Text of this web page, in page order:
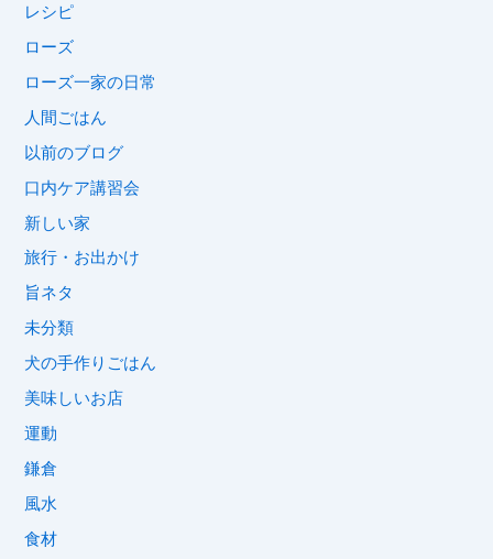
レシピ
ローズ
ローズ一家の日常
人間ごはん
以前のブログ
口内ケア講習会
新しい家
旅行・お出かけ
旨ネタ
未分類
犬の手作りごはん
美味しいお店
運動
鎌倉
風水
食材